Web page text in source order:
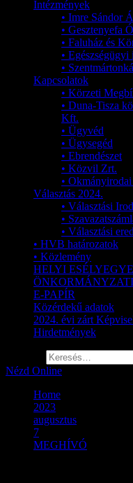
Intézmények
• Imre Sándor
• Gesztenyefa
• Faluház és
•
•
Kapcsolatok
• Körzeti
• Duna-Tisza
Kft.
• Ügyvéd
• Ügysegéd
• Ebrendészet
• Közvil Zrt.
•
Választás 2024.
• Választási
•
• Választási
• HVB határozatok
• Közlemény
HELYI
E-PAPÍR
Közérdekű adatok
2024. évi zárt
Hirdetmények
Nézd Online
Home
2023
augusztus
7
MEGHÍVÓ